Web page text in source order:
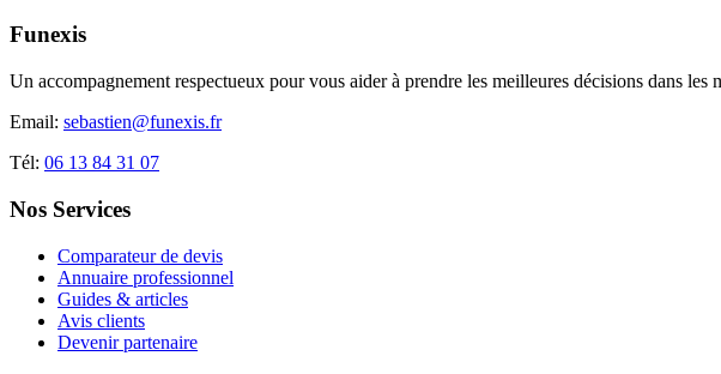
Funexis
Un accompagnement respectueux pour vous aider à prendre les meilleures décisions dans les
Email: sebastien@funexis.fr
Tél: 06 13 84 31 07
Nos Services
Comparateur de devis
Annuaire professionnel
Guides & articles
Avis clients
Devenir partenaire